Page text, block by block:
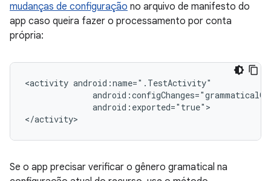
mudanças de configuração no arquivo de manifesto do
app caso queira fazer o processamento por conta
própria:
<activity
android:exported="true">
Se o app precisar verificar o gênero gramatical na